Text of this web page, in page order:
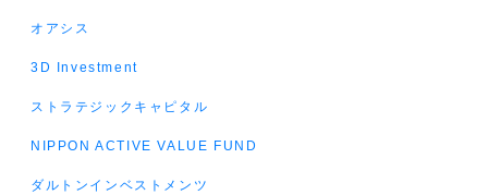
オアシス
3D Investment
ストラテジックキャピタル
NIPPON ACTIVE VALUE FUND
ダルトンインベストメンツ